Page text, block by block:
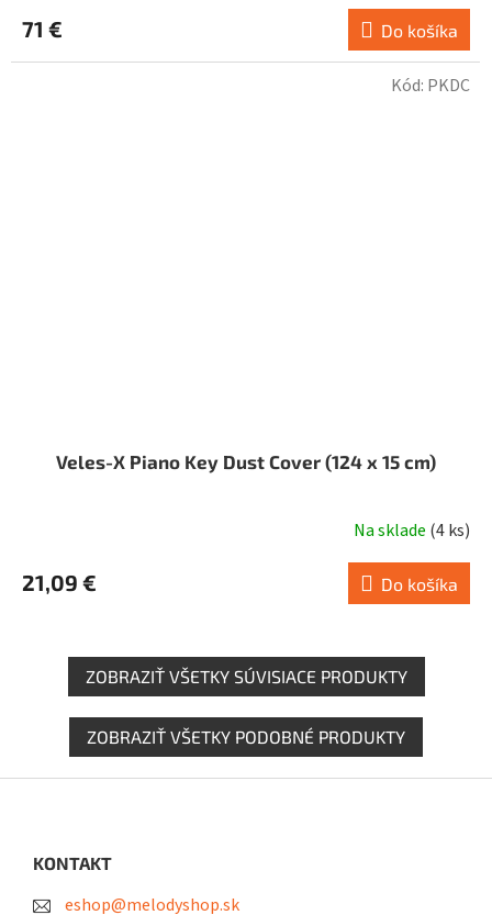
71 € Do košíka
Veles-X Piano Key Dust Cover (124 x 15 cm)
Na sklade (4 ks)
21,09 € Do košíka
Kód: PKDC
ZOBRAZIŤ VŠETKY SÚVISIACE PRODUKTY
ZOBRAZIŤ VŠETKY PODOBNÉ PRODUKTY
KONTAKT
eshop@melodyshop.sk